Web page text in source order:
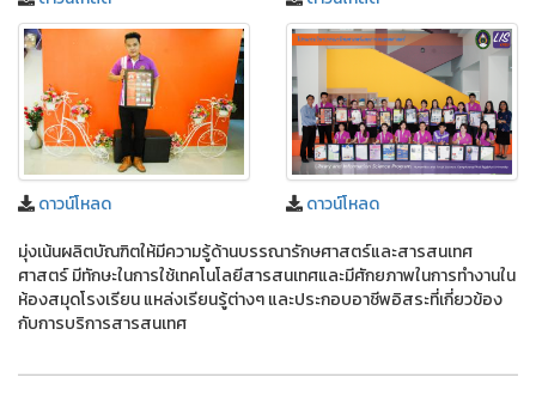
ดาวน์โหลด
ดาวน์โหลด
มุ่งเน้นผลิตบัณฑิตให้มีความรู้ด้านบรรณารักษศาสตร์และสารสนเทศ
ศาสตร์ มีทักษะในการใช้เทคโนโลยีสารสนเทศและมีศักยภาพในการทํางานใน
ห้องสมุดโรงเรียน แหล่งเรียนรู้ต่างๆ และประกอบอาชีพอิสระที่เกี่ยวข้อง
กับการบริการสารสนเทศ